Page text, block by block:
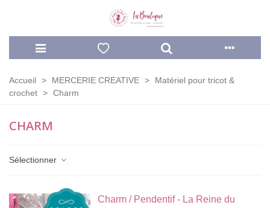
Accueil > MERCERIE CREATIVE >
Matériel pour tricot &
crochet > Charm
CHARM
Sélectionner
Charm / Pendentif - La Reine du